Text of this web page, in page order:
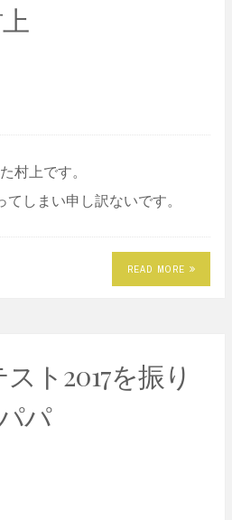
村上です。
しまい申し訳ないです。
READ MORE
ト2017を振り
パ